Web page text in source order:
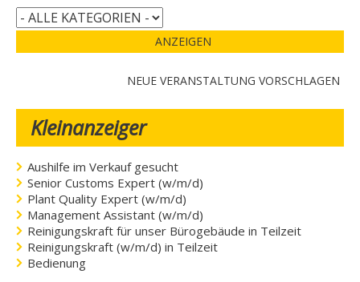
ANZEIGEN
NEUE VERANSTALTUNG VORSCHLAGEN
Kleinanzeiger
Aushilfe im Verkauf gesucht
Senior Customs Expert (w/m/d)
Plant Quality Expert (w/m/d)
Management Assistant (w/m/d)
Reinigungskraft für unser Bürogebäude in Teilzeit
Reinigungskraft (w/m/d) in Teilzeit
Bedienung